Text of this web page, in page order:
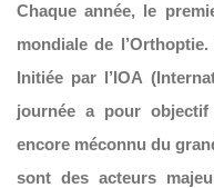
Chaque année, le
mondiale de
Initiée par l’IOA
journée a pour
encore méconnu du
sont des acteurs